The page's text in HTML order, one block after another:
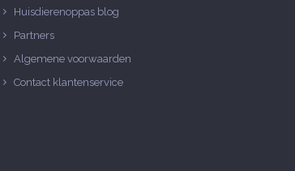
Huisdierenoppas blog
Partners
Algemene voorwaarden
Contact klantenservice